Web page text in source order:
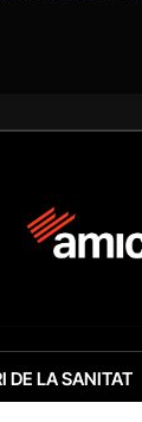
DE LA SANITAT